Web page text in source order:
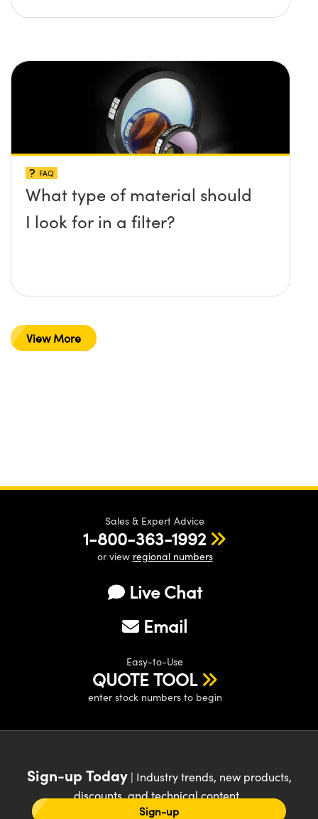
FAQ
What type of material should
I look for in a filter?
View More
Sales & Expert Advice
1-800-363-1992
or view regional numbers
Live Chat
Email
Easy-to-Use
QUOTE TOOL
enter stock numbers to begin
Sign-up Today| Industry trends, new products,
discounts, and technical content
Sign-up